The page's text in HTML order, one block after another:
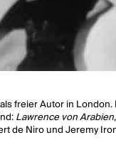
freier Autor in
Lawrence von Arabien,
de Niro und Jeremy